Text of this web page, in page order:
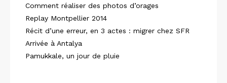
Comment réaliser des photos d’orages
Replay Montpellier 2014
Récit d’une erreur, en 3 actes : migrer chez SFR
Arrivée à Antalya
Pamukkale, un jour de pluie